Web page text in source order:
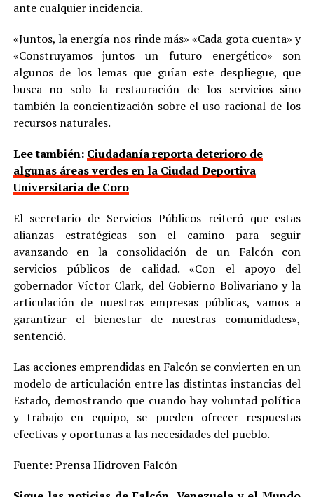
ante cualquier incidencia.
«Juntos, la energía nos rinde más» «Cada gota cuenta» y
«Construyamos juntos un futuro energético» son
algunos de los lemas que guían este despliegue, que
busca no solo la restauración de los servicios sino
también la concientización sobre el uso racional de los
recursos naturales.
Lee también: Ciudadanía reporta deterioro de
algunas áreas verdes en la Ciudad Deportiva
Universitaria de Coro
El secretario de Servicios Públicos reiteró que estas
alianzas estratégicas son el camino para seguir
avanzando en la consolidación de un Falcón con
servicios públicos de calidad. «Con el apoyo del
gobernador Víctor Clark, del Gobierno Bolivariano y la
articulación de nuestras empresas públicas, vamos a
garantizar el bienestar de nuestras comunidades»,
sentenció.
Las acciones emprendidas en Falcón se convierten en un
modelo de articulación entre las distintas instancias del
Estado, demostrando que cuando hay voluntad política
y trabajo en equipo, se pueden ofrecer respuestas
efectivas y oportunas a las necesidades del pueblo.
Fuente: Prensa Hidroven Falcón